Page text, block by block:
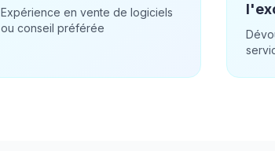
Expérience en vente de logiciels
ou conseil préférée